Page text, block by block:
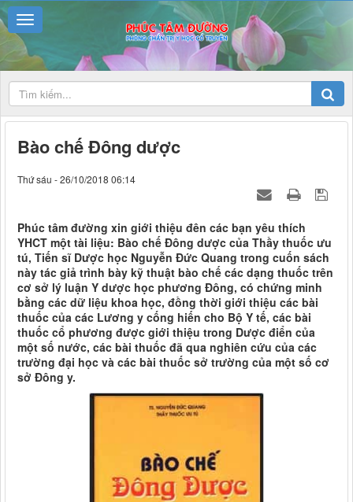
Bào chế Đông dược
Thứ sáu - 26/10/2018 06:14
Phúc tâm đường xin giới thiệu đên các bạn yêu thích
YHCT một tài liệu: Bào chế Đông dược của Thầy thuốc ưu
tú, Tiến sĩ Dược học Nguyễn Đức Quang trong cuốn sách
này tác giả trình bày kỹ thuật bào chế các dạng thuốc trên
cơ sở lý luận Y dược học phương Đông, có chứng minh
bằng các dữ liệu khoa học, đồng thời giới thiệu các bài
thuốc của các Lương y cống hiến cho Bộ Y tế, các bài
thuốc cổ phương được giới thiệu trong Dược điển của
một số nước, các bài thuốc đã qua nghiên cứu của các
trường đại học và các bài thuốc sở trường của một số cơ
sở Đông y.